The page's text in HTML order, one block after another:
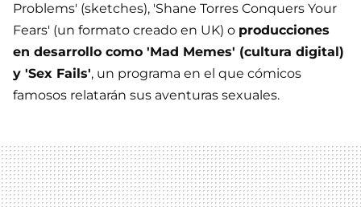
Problems' (sketches), 'Shane Torres Conquers Your
Fears' (un formato creado en UK) o producciones
en desarrollo como 'Mad Memes' (cultura digital)
y 'Sex Fails', un programa en el que cómicos
famosos relatarán sus aventuras sexuales.